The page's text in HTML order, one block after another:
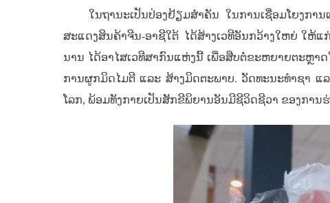
ໃນຖານະເປັນປ່ອງຢ້ຽມສຳຄັນ ໃນການເຊື່ອມໂຍງກ
ສະແດງສິນຄ້າຈີນ-ອາຊີໃຕ້ ໄດ້ສ້າງເວທີອັນກວ້າງໃຫຍ່ ໃຫ້
ນານ ໄດ້ອາໄສເວທີສາກົນແຫ່ງນີ້ ເພື່ອສືບຕໍ່ຂະຫຍາຍຕະຫຼາ
ການຜູກມິດໄມຕີ ແລະ ສ້າງມິດຕະພາບ. ວັດທະນະທຳຊາ
ໂລກ, ພ້ອມທັງກາຍເປັນສັກຂີພິຍານອັນມີຊີວິດຊີວາ ຂອງການ